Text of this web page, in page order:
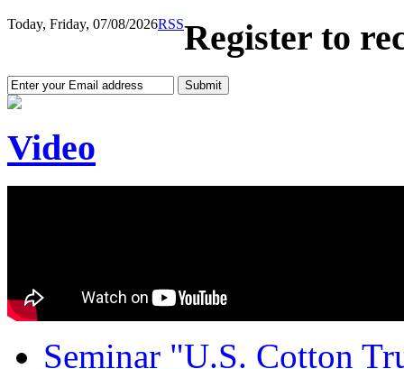
Today, Friday, 07/08/2026RSSRegister to
Video
Seminar "U.S. Cotton